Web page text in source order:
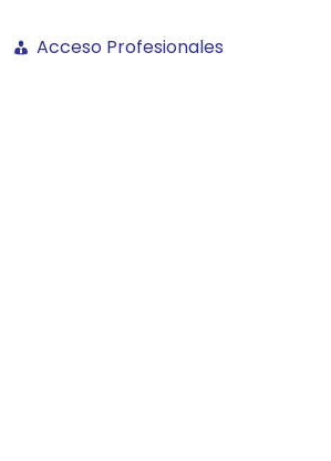
Acceso Profesionales